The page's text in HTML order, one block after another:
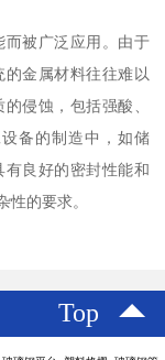
而被广泛应用。由于
金属材料往往难以
侵蚀，包括强酸、
备的制造中，如储
良好的密封性能和
的要求。
Top